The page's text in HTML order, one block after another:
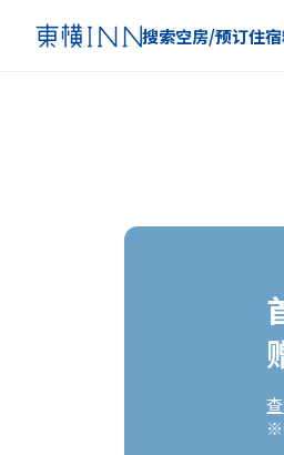
搜索空房/预订住宿
※